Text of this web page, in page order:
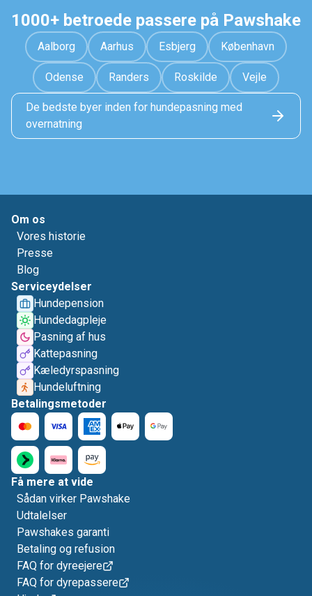
1000+ betroede passere på Pawshake
Aalborg Aarhus Esbjerg København
Odense Randers Roskilde Vejle
De bedste byer inden for hundepasning med
overnatning
Om os
Vores historie
Presse
Blog
Serviceydelser
Hundepension
Hundedagpleje
Pasning af hus
Kattepasning
Kæledyrspasning
Hundeluftning
Betalingsmetoder
Få mere at vide
Sådan virker Pawshake
Udtalelser
Pawshakes garanti
Betaling og refusion
FAQ for dyreejere
FAQ for dyrepassere